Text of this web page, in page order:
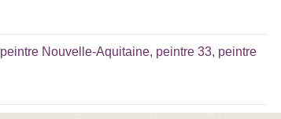
peintre Nouvelle-Aquitaine, peintre 33, peintre